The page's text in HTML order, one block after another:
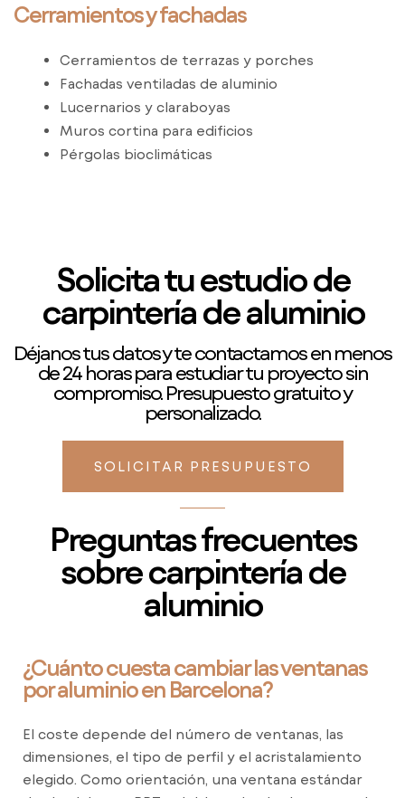
Cerramientos y fachadas
Cerramientos de terrazas y porches
Fachadas ventiladas de aluminio
Lucernarios y claraboyas
Muros cortina para edificios
Pérgolas bioclimáticas
Solicita tu estudio de
carpintería de aluminio
Déjanos tus datos y te contactamos en menos
de 24 horas para estudiar tu proyecto sin
compromiso. Presupuesto gratuito y
personalizado.
SOLICITAR PRESUPUESTO
Preguntas frecuentes
sobre carpintería de
aluminio
¿Cuánto cuesta cambiar las ventanas
por aluminio en Barcelona?
El coste depende del número de ventanas, las
dimensiones, el tipo de perfil y el acristalamiento
elegido. Como orientación, una ventana estándar